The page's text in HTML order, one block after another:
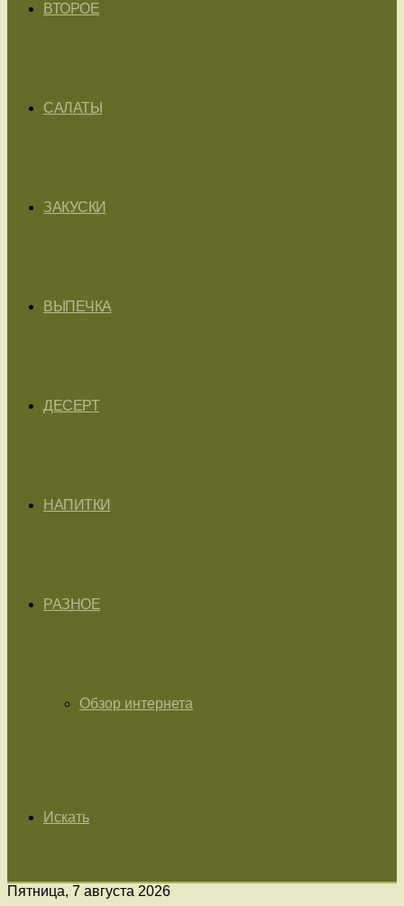
ВТОРОЕ
САЛАТЫ
ЗАКУСКИ
ВЫПЕЧКА
ДЕСЕРТ
НАПИТКИ
РАЗНОЕ
Обзор интернета
Искать
Пятница, 7 августа 2026